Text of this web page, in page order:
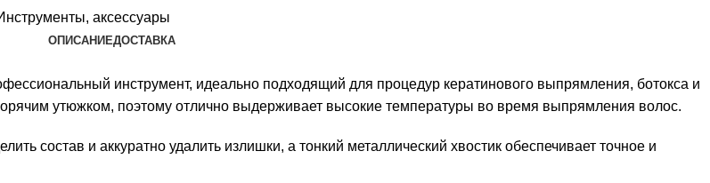
аксессуары
ОПИСАНИЕДОСТАВКА
инструмент, идеально подходящий для процедур кератинового выпрямления, ботокса и
утюжком, поэтому отлично выдерживает высокие температуры во время выпрямления волос.
состав и аккуратно удалить излишки, а тонкий металлический хвостик обеспечивает точное и